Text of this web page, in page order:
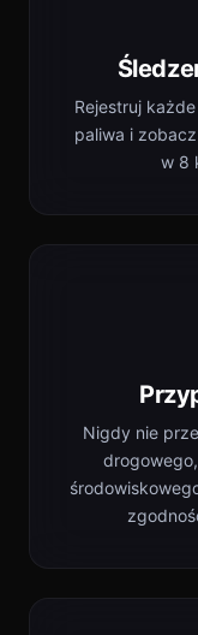
Rejestruj
paliwa i zobacz
w 8
Nigdy nie